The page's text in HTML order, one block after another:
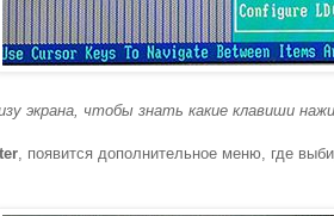
экрана, чтобы знать какие клавиши
, появится дополнительное меню, где